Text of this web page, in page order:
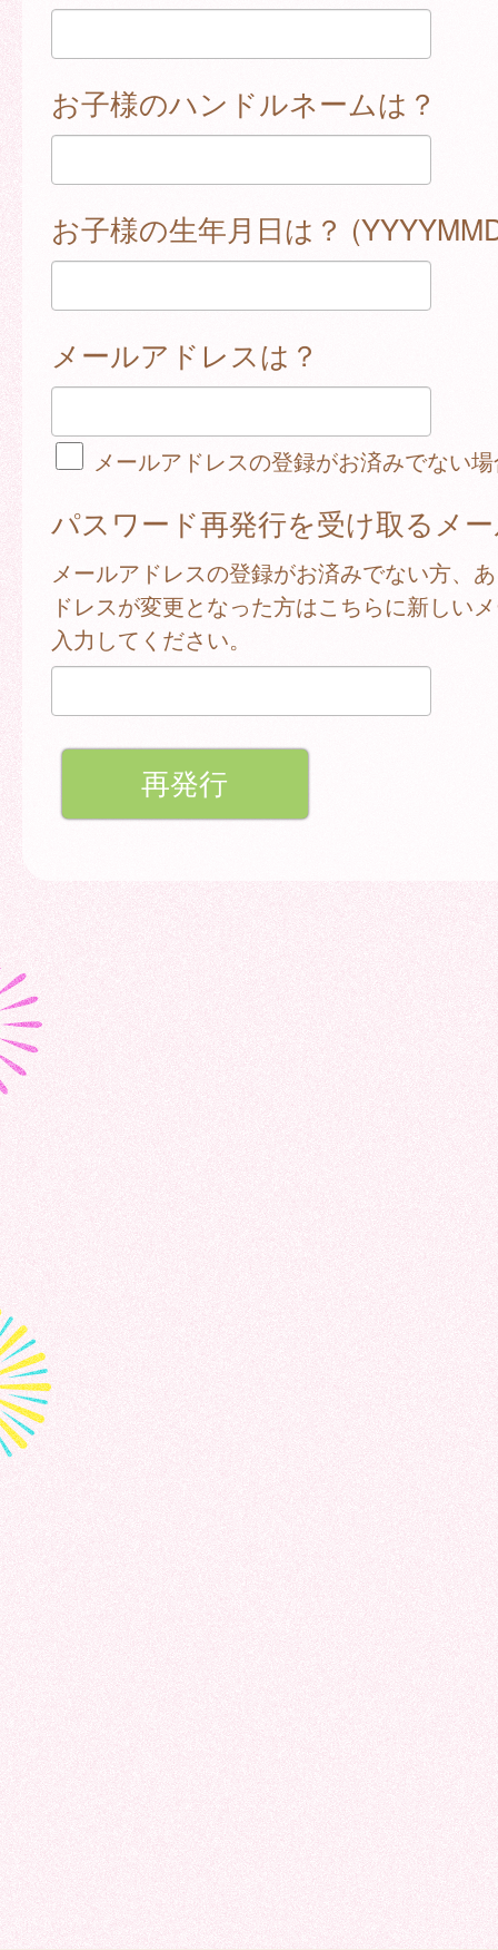
お子様のハンドルネームは？
お子様の生年月日は？
メールアドレスは？
メールアドレスの登録がお済みでない
パスワード再発行を受け取るメ
メールアドレスの登録がお済みでない方、
ドレスが変更となった方はこちらに新しい
入力してください。